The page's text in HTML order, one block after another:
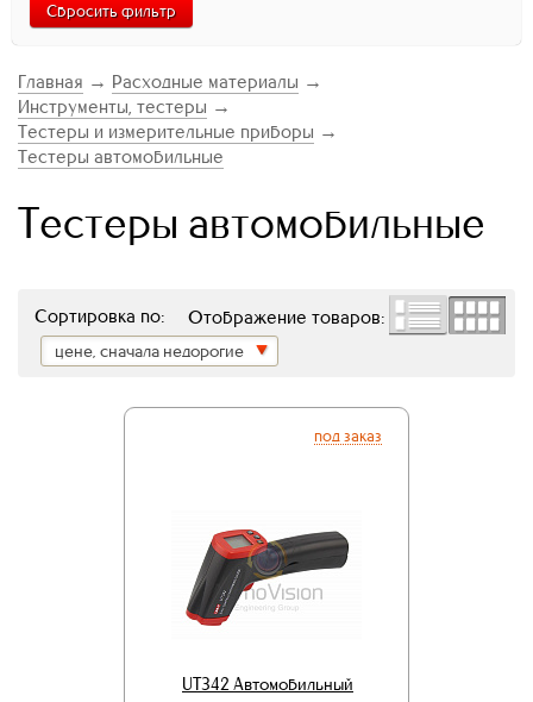
Сбросить фильтр
Главная → Расходные материалы →
Инструменты, тестеры →
Тестеры и измерительные приборы →
Тестеры автомобильные
Тестеры автомобильные
Отображение товаров:
Сортировка по:
цене, сначала недорогие
под заказ
UT342 Автомобильный